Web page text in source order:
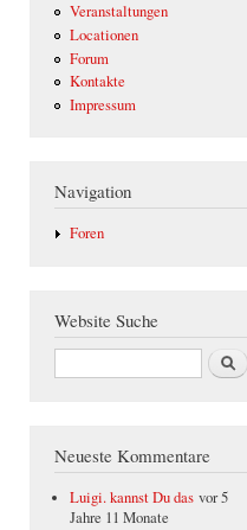
Veranstaltungen
Locationen
Forum
Kontakte
Impressum
Navigation
Foren
Website Suche
Suche
Neueste Kommentare
Luigi. kannst Du das vor 5
Jahre 11 Monate